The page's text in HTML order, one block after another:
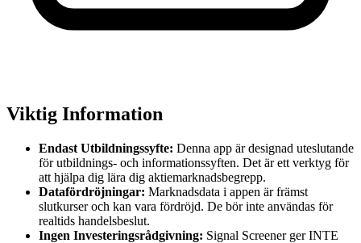
Viktig Information
Endast Utbildningssyfte: Denna app är designad uteslutande
för utbildnings- och informationssyften. Det är ett verktyg för
att hjälpa dig lära dig aktiemarknadsbegrepp.
Datafördröjningar: Marknadsdata i appen är främst
slutkurser och kan vara fördröjd. De bör inte användas för
realtids handelsbeslut.
Ingen Investeringsrådgivning: Signal Screener ger INTE